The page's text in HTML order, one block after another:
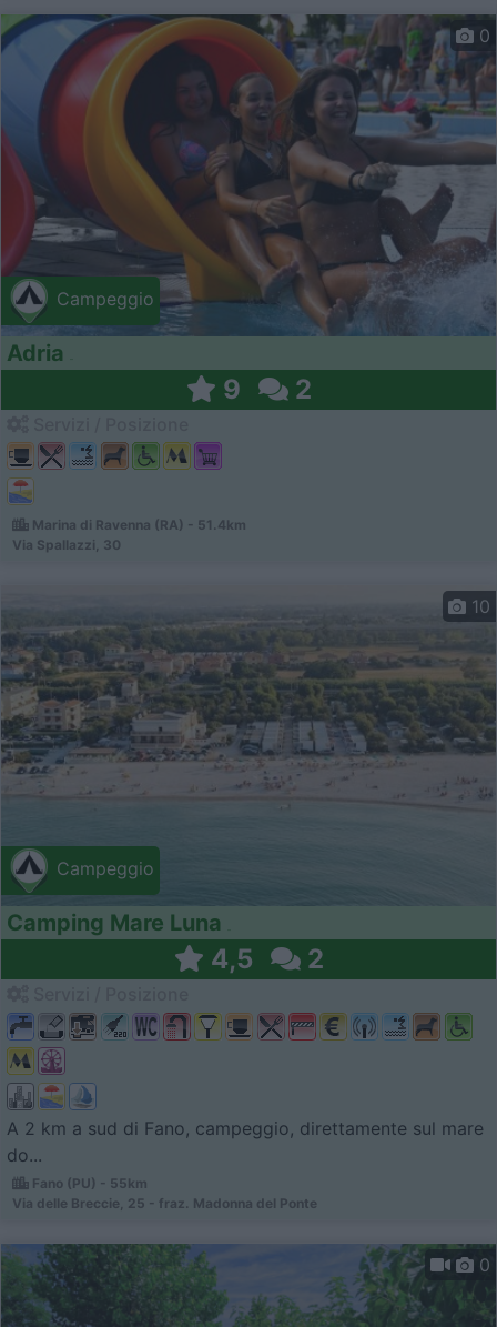
Campeggio
0
Adria
9 2
Marina di Ravenna (RA) - 51.4km
Via Spallazzi, 30
Campeggio
10
Camping Mare Luna
4,5 2
A 2 km a sud di Fano, campeggio, direttamente sul mare
do...
Fano (PU) - 55km
Via delle Breccie, 25 - fraz. Madonna del Ponte
0